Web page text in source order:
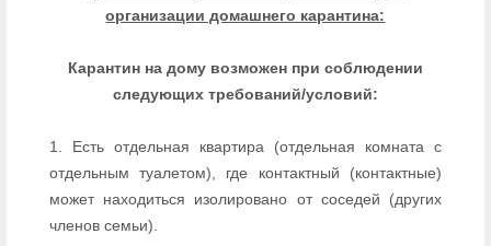
организации домашнего карантина:
Карантин на дому возможен при соблюдении
следующих требований/условий:
1. Есть отдельная квартира (отдельная комната с
отдельным туалетом), где контактный (контактные)
может находиться изолировано от соседей (других
членов семьи).